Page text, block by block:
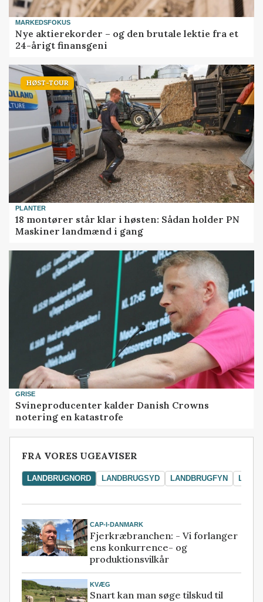
MARKEDSFOKUS
Nye aktierekorder – og den brutale lektie fra et
24-årigt finansgeni
HØST-TOUR
PLANTER
18 montører står klar i høsten: Sådan holder PN
Maskiner landmænd i gang
GRISE
Svineproducenter kalder Danish Crowns
notering en katastrofe
FRA VORES UGEAVISER
LANDBRUGNORD LANDBRUGSYD LANDBRUGFYN
CAP-I-DANMARK
Fjerkræbranchen: - Vi forlanger
ens konkurrence- og
produktionsvilkår
KVÆG
Snart kan man søge tilskud til